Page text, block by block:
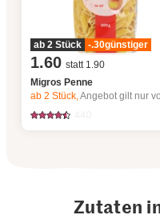
ab 2 Stück -.30günstiger
1.60 statt 1.90
Migros Penne
ab 2Stück,Angebot gilt nur vom 6.8. bis 12.8.2026, solange
Zutaten